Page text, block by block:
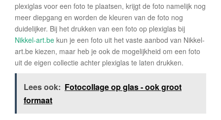
plexiglas voor een foto te plaatsen, krijgt de foto namelijk nog
meer diepgang en worden de kleuren van de foto nog
duidelijker. Bij het drukken van een foto op plexiglas bij
Nikkel-art.be kun je een foto uit het vaste aanbod van Nikkel-
art.be kiezen, maar heb je ook de mogelijkheid om een foto
uit de eigen collectie achter plexiglas te laten drukken.
Lees ook: Fotocollage op glas - ook groot
formaat